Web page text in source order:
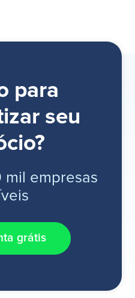
para
seu
mil empresas
grátis